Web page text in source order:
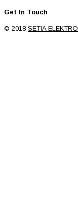
Get In Touch
© 2018 SETIA ELEKTRO